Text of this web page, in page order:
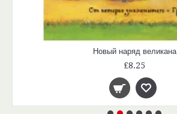
Новый наряд великана
£8.25